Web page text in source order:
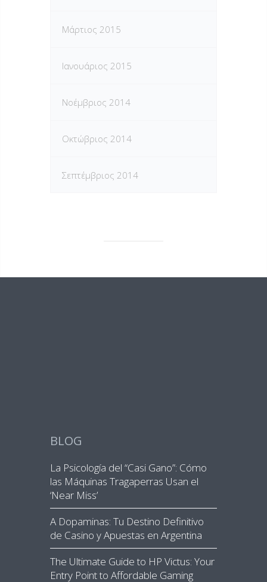
Μάρτιος 2015
Ιανουάριος 2015
Νοέμβριος 2014
Οκτώβριος 2014
Σεπτέμβριος 2014
BLOG
La Psicología del “Casi Gano”: Cómo
las Máquinas Tragaperras Usan el
‘Near Miss’
A Dopaminas: Tu Destino Definitivo
de Casino y Apuestas en Argentina
The Ultimate Guide to HP Victus: Your
Entry Point to Affordable Gaming